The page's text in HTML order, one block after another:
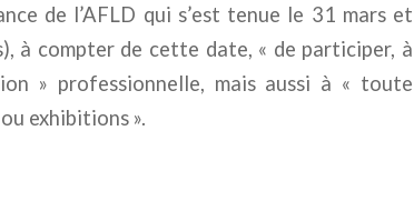
de l’AFLD qui s’est tenue le 31 mars et
à compter de cette date, « de participer, à
» professionnelle, mais aussi à « toute
exhibitions ».